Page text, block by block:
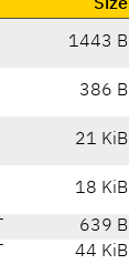
Size
1443 B
386 B
21 KiB
18 KiB
639 B
44 KiB